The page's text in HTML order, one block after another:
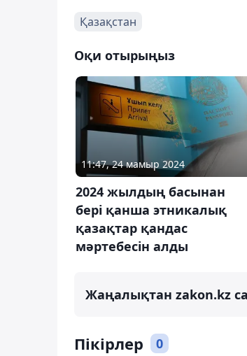
Қазақстан
Оқи отырыңыз
11:47, 24 мамыр 2024
2024 жылдың басынан
бері қанша этникалық
қазақтар қандас
мәртебесін алды
Жаңалықтан zakon.kz
Пікірлер 0